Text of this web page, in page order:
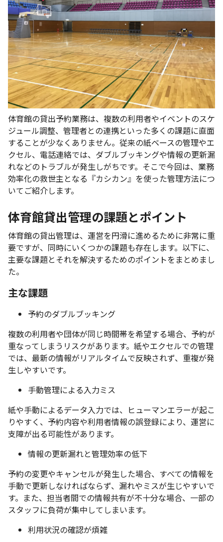
体育館の貸出予約業務は、複数の利用者やイベントのスケ
ジュール調整、管理者との連携といった多くの課題に直面
することが少なくありません。従来の紙ベースの管理やエ
クセル、電話連絡では、ダブルブッキングや情報の更新漏
れなどのトラブルが発生しがちです。そこで今回は、業務
効率化の救世主となる『カシカン』を使った管理方法につ
いてご紹介します。
体育館貸出管理の課題とポイント
体育館の貸出管理は、運営を円滑に進めるために非常に重
要ですが、同時にいくつかの課題も存在します。以下に、
主要な課題とそれを解決するためのポイントをまとめまし
た。
主な課題
予約のダブルブッキング
複数の利用者や団体が同じ時間帯を希望する場合、予約が
重なってしまうリスクがあります。紙やエクセルでの管理
では、最新の情報がリアルタイムで反映されず、重複が発
生しやすいです。
手動管理による入力ミス
紙や手動によるデータ入力では、ヒューマンエラーが起こ
りやすく、予約内容や利用者情報の誤登録により、運営に
支障が出る可能性があります。
情報の更新漏れと管理効率の低下
予約の変更やキャンセルが発生した場合、すべての情報を
手動で更新しなければならず、漏れやミスが生じやすいで
す。また、担当者間での情報共有が不十分な場合、一部の
スタッフに負荷が集中してしまいます。
利用状況の確認が煩雑